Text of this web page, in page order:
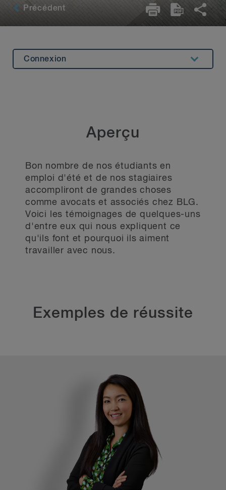
Précédent
Connexion
Aperçu
Bon nombre de nos étudiants en
emploi d'été et de nos stagiaires
accompliront de grandes choses
comme avocats et associés chez BLG.
Voici les témoignages de quelques-uns
d'entre eux qui nous expliquent ce
qu'ils font et pourquoi ils aiment
travailler avec nous.
Exemples de réussite